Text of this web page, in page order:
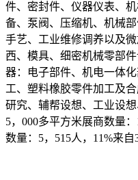
件、密封件、仪器仪表、
备、泵阀、压缩机、机械
手艺、工业维修调养以及
西、模具、细密机械零部
器：电子部件、机电一体
工、塑料橡胶零件加工及
研究、辅帮设想、工业设
5，000多平方米展商数量
数量：5，515人，11%来自